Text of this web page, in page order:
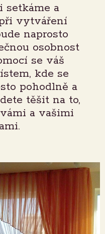
setkáme a
vytváření
naprosto
osobnost
se váš
kde se
pohodlně a
těšit na to,
a vašimi